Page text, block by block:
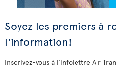
Soyez les premiers à
l'information!
Inscrivez-vous à l'infolettre Air